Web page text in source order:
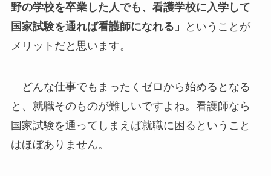
野の学校を卒業した人でも、看護学校に入学して
国家試験を通れば看護師になれる」
ということが
メリットだと思います。
どんな仕事でもまったくゼロから始めるとなる
と、就職そのものが難しいですよね。看護師なら
国家試験を通ってしまえば就職に困るということ
はほぼありません。